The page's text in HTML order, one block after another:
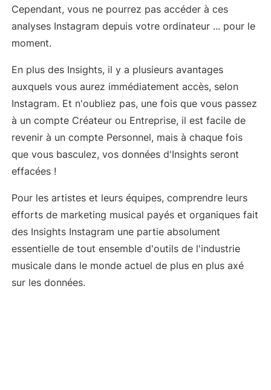
Cependant, vous ne pourrez pas accéder à ces
analyses Instagram depuis votre ordinateur ... pour le
moment.
En plus des Insights, il y a plusieurs avantages
auxquels vous aurez immédiatement accès, selon
Instagram. Et n'oubliez pas, une fois que vous passez
à un compte Créateur ou Entreprise, il est facile de
revenir à un compte Personnel, mais à chaque fois
que vous basculez, vos données d'Insights seront
effacées !
Pour les artistes et leurs équipes, comprendre leurs
efforts de marketing musical payés et organiques fait
des Insights Instagram une partie absolument
essentielle de tout ensemble d'outils de l'industrie
musicale dans le monde actuel de plus en plus axé
sur les données.